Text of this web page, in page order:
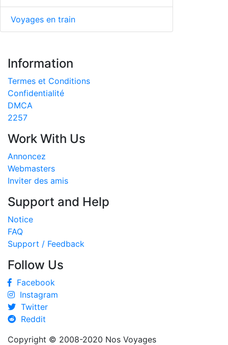
Voyages en train
Information
Termes et Conditions
Confidentialité
DMCA
2257
Work With Us
Annoncez
Webmasters
Inviter des amis
Support and Help
Notice
FAQ
Support / Feedback
Follow Us
Facebook
Instagram
Twitter
Reddit
Copyright © 2008-2020 Nos Voyages